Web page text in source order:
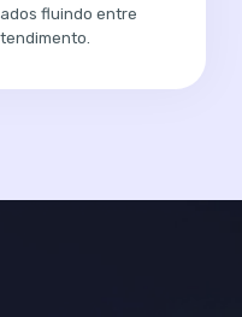
fluindo entre